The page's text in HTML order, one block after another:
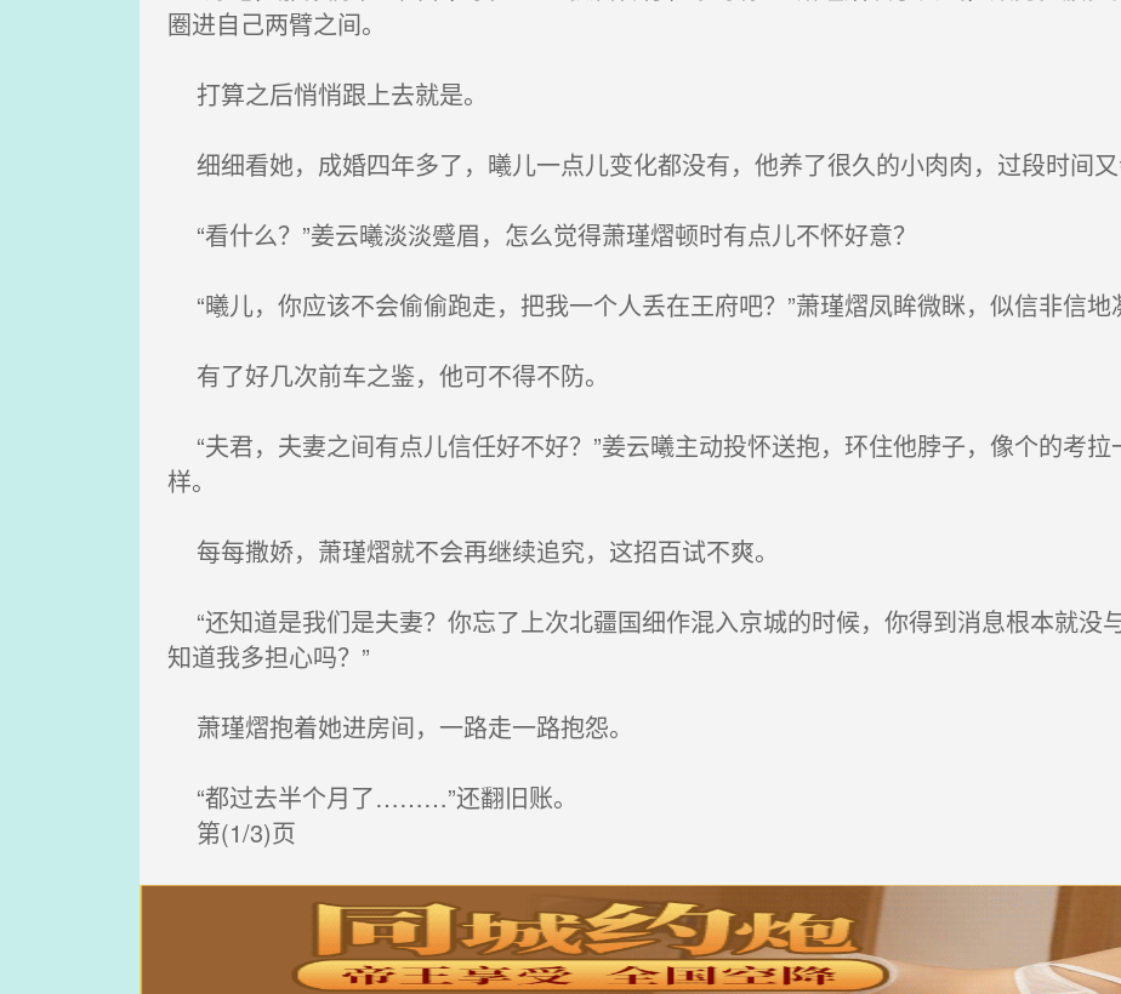
圈进自己两臂之间。
打算之后悄悄跟上去就是。
细细看她，成婚四年多了，曦儿一点儿变化都没有，他养了很久的小肉肉，过段时间又
“看什么？”姜云曦淡淡蹙眉，怎么觉得萧瑾熠顿时有点儿不怀好意？
“曦儿，你应该不会偷偷跑走，把我一个人丢在王府吧？”萧瑾熠凤眸微眯，似信非信地
有了好几次前车之鉴，他可不得不防。
“夫君，夫妻之间有点儿信任好不好？”姜云曦主动投怀送抱，环住他脖子，像个的考
样。
每每撒娇，萧瑾熠就不会再继续追究，这招百试不爽。
“还知道是我们是夫妻？你忘了上次北疆国细作混入京城的时候，你得到消息根本就没
知道我多担心吗？”
萧瑾熠抱着她进房间，一路走一路抱怨。
“都过去半个月了………”还翻旧账。
第(1/3)页